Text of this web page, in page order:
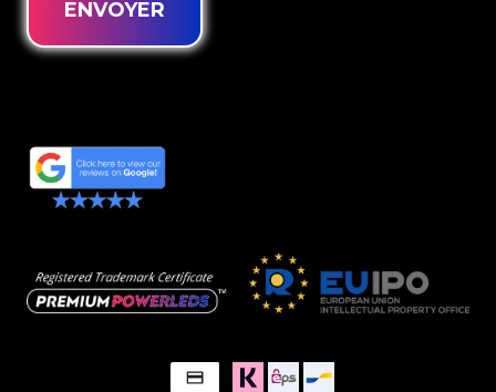
ENVOYER